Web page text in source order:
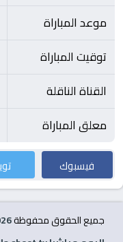
موعد المباراة
توقيت المباراة
القناة الناقلة
معلق المباراة
فيسبوك
جميع الحقوق محفوظة